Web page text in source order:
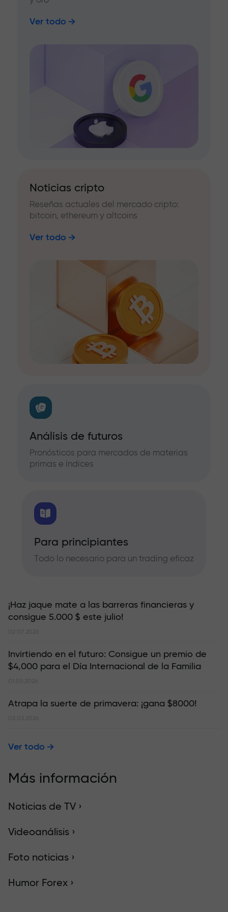
Ver todo
Noticias cripto
Reseñas actuales del mercado cripto:
bitcoin, ethereum y altcoins
Ver todo
Análisis de futuros
Pronósticos para mercados de materias
primas e índices
Para principiantes
Todo lo necesario para un trading eficaz
¡Haz jaque mate a las barreras financieras y
consigue 5.000 $ este julio!
02.07.2026
Invirtiendo en el futuro: Consigue un premio de
$4,000 para el Día Internacional de la Familia
01.05.2026
Atrapa la suerte de primavera: ¡gana $8000!
02.03.2026
Ver todo
Más información
Noticias de TV ›
Videoanálisis ›
Foto noticias ›
Humor Forex ›